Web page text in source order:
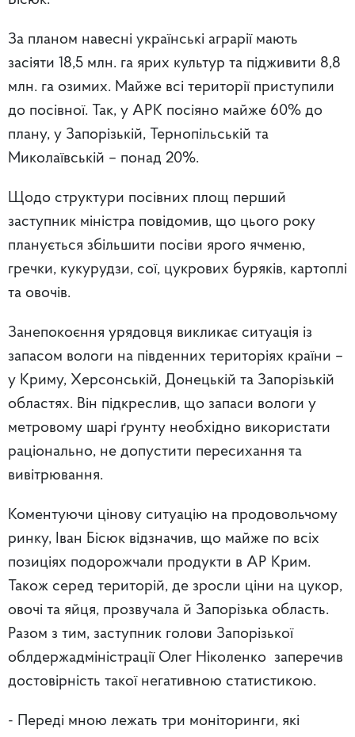
За планом навесні українські аграрії мають
засіяти 18,5 млн. га ярих культур та підживити 8,8
млн. га озимих. Майже всі території приступили
до посівної. Так, у АРК посіяно майже 60% до
плану, у Запорізькій, Тернопільській та
Миколаївській – понад 20%.
Щодо структури посівних площ перший
заступник міністра повідомив, що цього року
планується збільшити посіви ярого ячменю,
гречки, кукурудзи, сої, цукрових буряків, картоплі
та овочів.
Занепокоєння урядовця викликає ситуація із
запасом вологи на південних територіях країни –
у Криму, Херсонській, Донецькій та Запорізькій
областях. Він підкреслив, що запаси вологи у
метровому шарі ґрунту необхідно використати
раціонально, не допустити пересихання та
вивітрювання.
Коментуючи цінову ситуацію на продовольчому
ринку, Іван Бісюк відзначив, що майже по всіх
позиціях подорожчали продукти в АР Крим.
Також серед територій, де зросли ціни на цукор,
овочі та яйця, прозвучала й Запорізька область.
Разом з тим, заступник голови Запорізької
облдержадміністрації Олег Ніколенко заперечив
достовірність такої негативною статистикою.
- Переді мною лежать три моніторинги, які